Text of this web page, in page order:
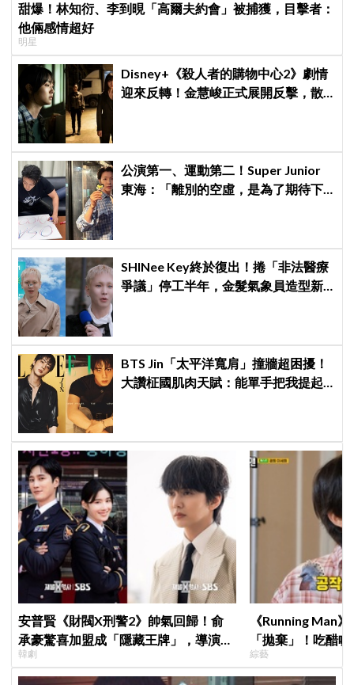
甜爆！林知衍、李到晛「高爾夫約會」被捕獲，目擊者：
他倆感情超好
明星
Disney+《殺人者的購物中心2》劇情
迎來反轉！金慧峻正式展開反擊，散
公演第一、運動第二！Super Junior
東海：「離別的空虛，是為了期待下
SHINee Key終於復出！捲「非法醫療
爭議」停工半年，金髮氣象員造型新
BTS Jin「太平洋寬肩」撞牆超困擾！
大讚柾國肌肉天賦：能單手把我提起
安普賢《財閥X刑警2》帥氣回歸！俞
承豪驚喜加盟成「隱藏王牌」，導演笑
曝：太有存在感決定提前登場
韓劇
《Running Man
「拋棄」！吃醋
跑
綜藝